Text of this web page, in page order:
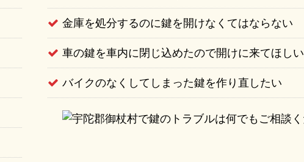
金庫を処分するのに鍵を開けなくてはならない
車の鍵を車内に閉じ込めたので開けに来てほしい
バイクのなくしてしまった鍵を作り直したい